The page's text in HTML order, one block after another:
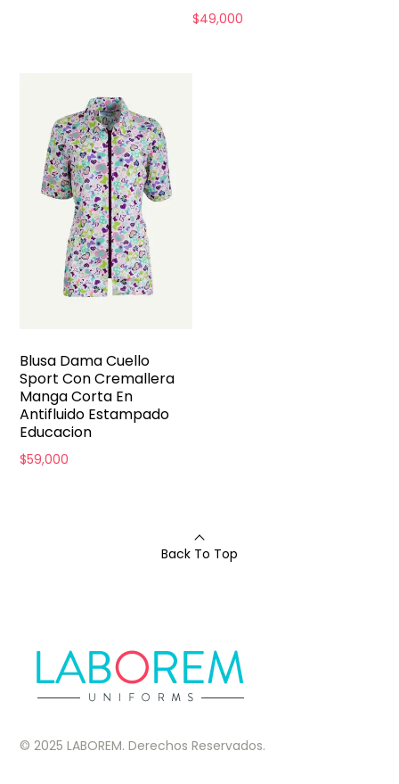
$49,000
Blusa Dama Cuello
Sport Con Cremallera
Manga Corta En
Antifluido Estampado
Educacion
$59,000
Back To Top
© 2025 LABOREM. Derechos Reservados.